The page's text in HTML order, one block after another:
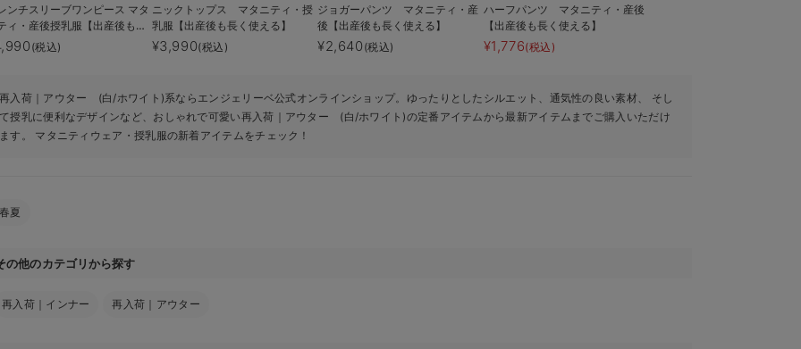
ンチスリーブワンピース マタ
ィ・産後授乳服【出産後も長
える】(税込)
ニックトップス マタニティ・授
乳服【出産後も長く使える】
¥3,990(税込)
ジョガーパンツ マタニティ・産
後【出産後も長く使える】
¥2,640 (税込)
ハーフパンツ マタニティ・産後
【出産後も長く使える】
¥1,776(税込)
再入荷｜アウター (白/ホワイト)系ならエンジェリーベ公式オンラインショップ。ゆったりとしたシルエット、通気性の良い素材、 そし
て授乳に便利なデザインなど、おしゃれで可愛い再入荷｜アウター (白/ホワイト)の定番アイテムから最新アイテムまでご購入いただけ
ます。 マタニティウェア・授乳服の新着アイテムをチェック！
春夏
の他のカテゴリから探す
再入荷｜インナー 再入荷｜アウター